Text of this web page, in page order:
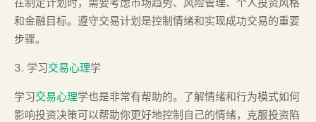
和金融目标。遵守交易计划是控制情绪和实现成功交易的重要
步骤。
3. 学习交易心理学
学习交易心理学也是非常有帮助的。了解情绪和行为模式如何
影响投资决策可以帮助你更好地控制自己的情绪，克服投资陷